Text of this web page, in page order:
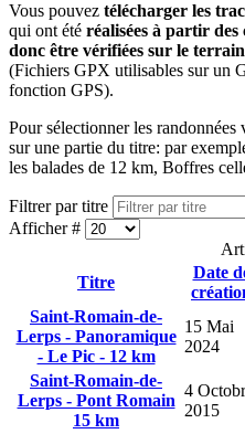
Vous pouvez télécharger les
qui ont été réalisées à partir
donc être vérifiées sur le
(Fichiers GPX utilisables sur un
fonction GPS).
Pour sélectionner les
sur une partie du titre: par
les balades de 12 km, Boffres
Filtrer par titre
Afficher #
Titre
Date
Saint-Romain-de-
Lerps - Panoramique
- Le Pic - 12 km
15 Mai
2024
Saint-Romain-de-
Lerps - Pont Romain
15 km
4
2015